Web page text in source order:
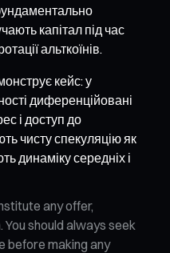
капітал під час
альткоїнів.
кейс: у
диференційовані
і доступ до
чисту спекуляцію як
динаміку середніх і
any offer,
should always seek
before making any